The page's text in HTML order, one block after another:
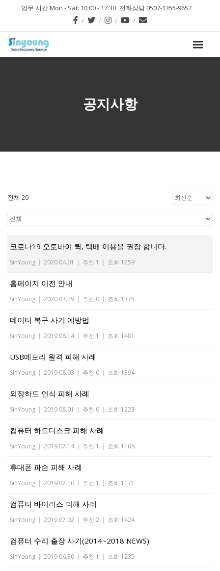
업무 시간 Mon - Sat: 10:00 - 17:30 전화상담 0507-1355-9657
공지사항
전체 20
코로나19 오토바이 퀵, 택배 이용을 권장 합니다.
SinYoung | 2020.04.01 | 추천 1 | 조회 1259
홈페이지 이전 안내
SinYoung | 2020.03.29 | 추천 0 | 조회 1375
데이터 복구 사기 예방법
SinYoung | 2019.08.14 | 추천 1 | 조회 1481
USB메모리 원격 피해 사례
SinYoung | 2019.08.03 | 추천 0 | 조회 1394
외장하드 인식 피해 사례
SinYoung | 2019.08.01 | 추천 0 | 조회 1223
컴퓨터 하드디스크 피해 사례
SinYoung | 2019.07.14 | 추천 1 | 조회 1108
휴대폰 파손 피해 사례
SinYoung | 2019.07.10 | 추천 1 | 조회 1171
컴퓨터 바이러스 피해 사례
SinYoung | 2019.07.02 | 추천 2 | 조회 1424
컴퓨터 수리 출장 사기(2014~2018 NEWS)
SinYoung | 2019.06.30 | 추천 1 | 조회 1235